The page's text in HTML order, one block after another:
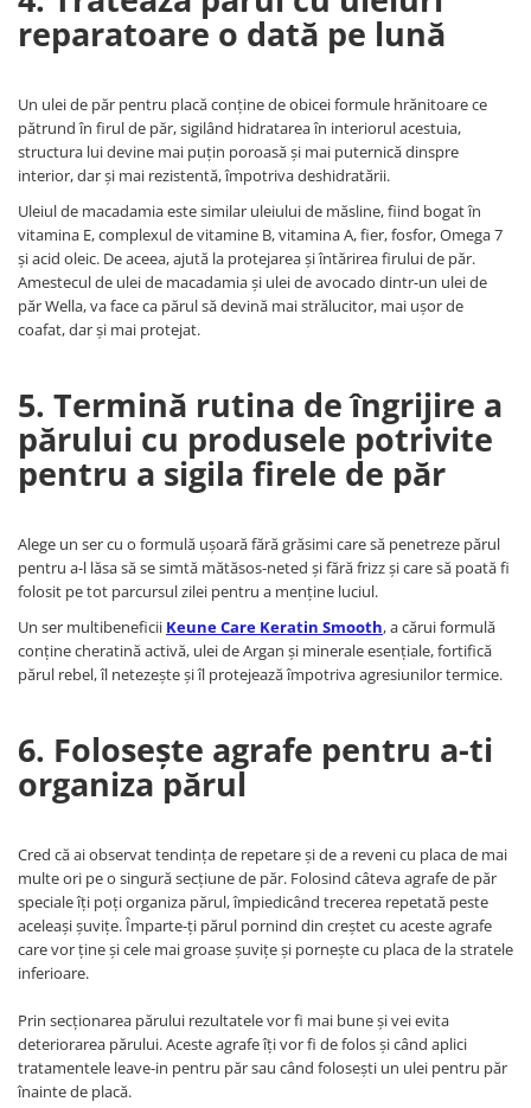
reparatoare o dată pe lună
Un ulei de păr pentru placă conține de obicei formule hrănitoare ce
pătrund în firul de păr, sigilând hidratarea în interiorul acestuia,
structura lui devine mai puțin poroasă şi mai puternică dinspre
interior, dar şi mai rezistentă, împotriva deshidratării.
Uleiul de macadamia este similar uleiului de măsline, fiind bogat în
vitamina E, complexul de vitamine B, vitamina A, fier, fosfor, Omega 7
și acid oleic. De aceea, ajută la protejarea și întărirea firului de păr.
Amestecul de ulei de macadamia și ulei de avocado dintr-un ulei de
păr Wella, va face ca părul să devină mai strălucitor, mai ușor de
coafat, dar și mai protejat.
5. Termină rutina de îngrijire a
părului cu produsele potrivite
pentru a sigila firele de păr
Alege un ser cu o formulă ușoară fără grăsimi care să penetreze părul
pentru a-l lăsa să se simtă mătăsos-neted și fără frizz și care să poată fi
folosit pe tot parcursul zilei pentru a menține luciul.
Un ser multibeneficii Keune Care Keratin Smooth, a cărui formulă
conține cheratină activă, ulei de Argan și minerale esențiale, fortifică
părul rebel, îl netezește și îl protejează împotriva agresiunilor termice.
6. Folosește agrafe pentru a-ti
organiza părul
Cred că ai observat tendința de repetare și de a reveni cu placa de mai
multe ori pe o singură secțiune de păr. Folosind câteva agrafe de păr
speciale îți poți organiza părul, împiedicând trecerea repetată peste
aceleași șuvițe. Împarte-ți părul pornind din creștet cu aceste agrafe
care vor ține și cele mai groase șuvițe și pornește cu placa de la stratele
inferioare.
Prin secționarea părului rezultatele vor fi mai bune și vei evita
deteriorarea părului. Aceste agrafe îți vor fi de folos și când aplici
tratamentele leave-in pentru păr sau când folosești un ulei pentru păr
înainte de placă.